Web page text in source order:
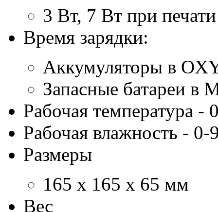
3 Вт, 7 Вт при печати
Время зарядки:
Аккумуляторы в
Запасные батареи в
Рабочая температура -
Рабочая влажность - 0-
Размеры
165 x 165 x 65 мм
Вес